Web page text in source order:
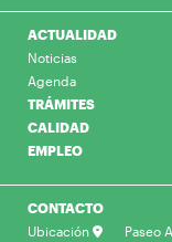
ACTUALIDAD
Noticias
Agenda
TRÁMITES
CALIDAD
EMPLEO
CONTACTO
Ubicación
Paseo